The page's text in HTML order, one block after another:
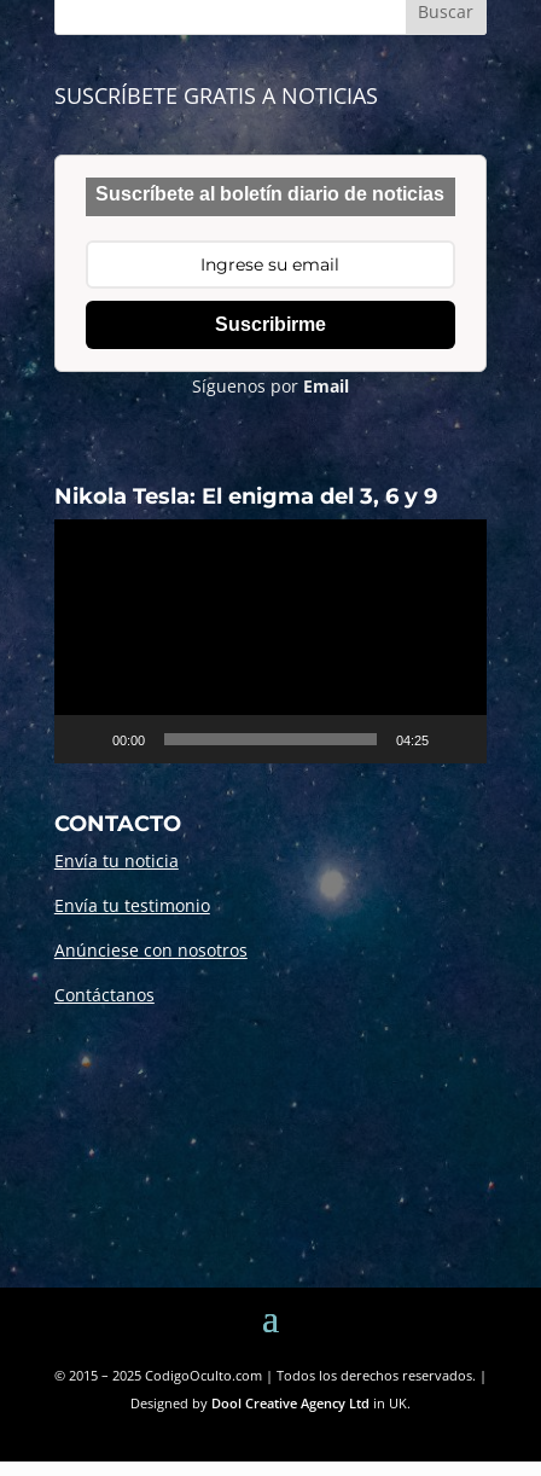
SUSCRÍBETE GRATIS A NOTICIAS
Suscríbete al boletín diario de noticias
Suscribirme
Síguenos por Email
Nikola Tesla: El enigma del 3, 6 y 9
00:00 04:25
CONTACTO
Envía tu noticia
Envía tu testimonio
Anúnciese con nosotros
Contáctanos
© 2015 – 2025 CodigoOculto.com | Todos los derechos reservados. |
Designed by Dool Creative Agency Ltd in UK.